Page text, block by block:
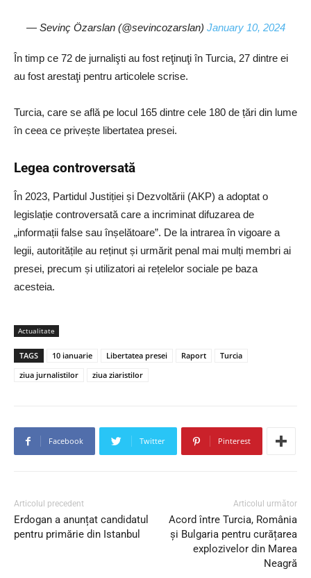
— Sevinç Özarslan (@sevincozarslan) January 10, 2024
În timp ce 72 de jurnalişti au fost reţinuţi în Turcia, 27 dintre ei
au fost arestaţi pentru articolele scrise.
Turcia, care se află pe locul 165 dintre cele 180 de țări din lume
în ceea ce privește libertatea presei.
Legea controversată
În 2023, Partidul Justiției și Dezvoltării (AKP) a adoptat o
legislație controversată care a incriminat difuzarea de
„informații false sau înșelătoare”. De la intrarea în vigoare a
legii, autoritățile au reținut și urmărit penal mai mulți membri ai
presei, precum și utilizatori ai rețelelor sociale pe baza
acesteia.
Actualitate
TAGS 10 ianuarie Libertatea presei Raport
Turcia
ziua jurnalistilor
ziua ziaristilor
Facebook Twitter Pinterest
Articolul precedent
Erdogan a anunțat candidatul
pentru primărie din Istanbul
Articolul următor
Acord între Turcia, România
și Bulgaria pentru curățarea
explozivelor din Marea
Neagră